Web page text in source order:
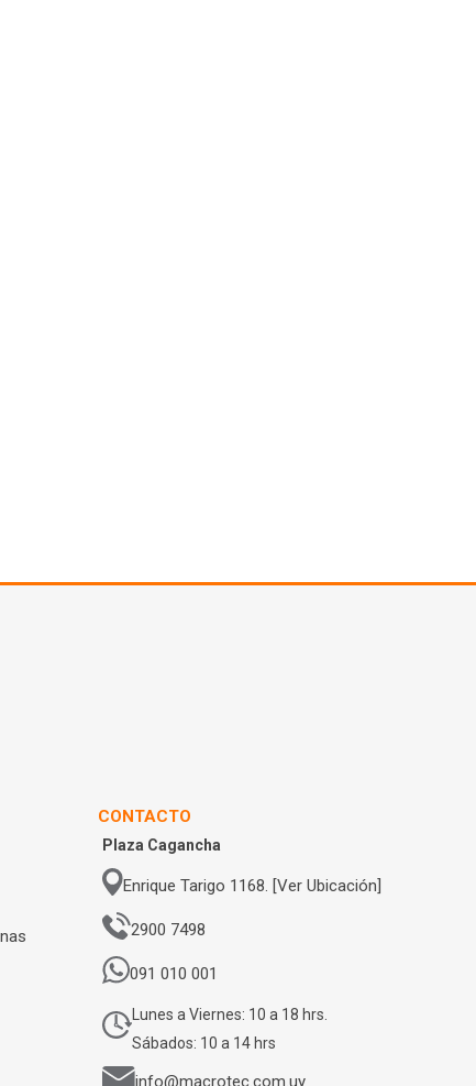
CONTACTO
Plaza Cagancha
Enrique Tarigo 1168. [Ver Ubicación]
2900 7498
091 010 001
Lunes a Viernes: 10 a 18 hrs.
Sábados: 10 a 14 hrs
info@macrotec.com.uy